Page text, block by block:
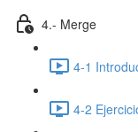
4.- Merge
4-1
4-2